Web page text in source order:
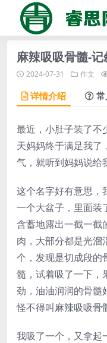
麻辣吸吸骨髓-
2024-07-31 作文
详情介绍
最近，小肚子装了不
天妈妈终于满足我了
气，就听到妈妈说给
这个名字好有意思，
一个大盆子，里面装
含蓄地露出一截一截
肉，大部分都是光溜
个，发现是切成段的
髓，试着吸了一下，
劲，油油润润的骨髓
怪不得叫麻辣吸吸骨
我吸了一个，又拿起